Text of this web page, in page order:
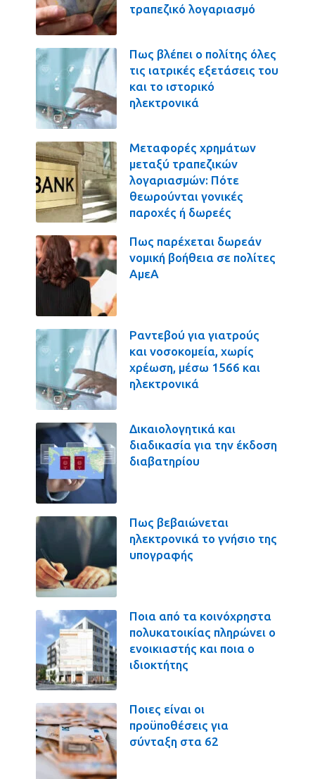
τραπεζικό λογαριασμό
Πως βλέπει ο πολίτης όλες
τις ιατρικές εξετάσεις του
και το ιστορικό
ηλεκτρονικά
Μεταφορές χρημάτων
μεταξύ τραπεζικών
λογαριασμών: Πότε
θεωρούνται γονικές
παροχές ή δωρεές
Πως παρέχεται δωρεάν
νομική βοήθεια σε πολίτες
ΑμεΑ
Ραντεβού για γιατρούς
και νοσοκομεία, χωρίς
χρέωση, μέσω 1566 και
ηλεκτρονικά
Δικαιολογητικά και
διαδικασία για την έκδοση
διαβατηρίου
Πως βεβαιώνεται
ηλεκτρονικά το γνήσιο της
υπογραφής
Ποια από τα κοινόχρηστα
πολυκατοικίας πληρώνει ο
ενοικιαστής και ποια ο
ιδιοκτήτης
Ποιες είναι οι
προϋποθέσεις για
σύνταξη στα 62